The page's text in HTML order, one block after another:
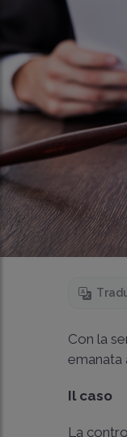
Con la
emanata
Il caso
La